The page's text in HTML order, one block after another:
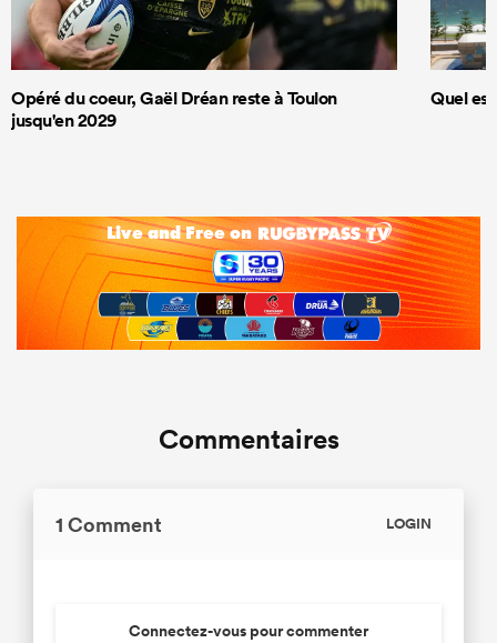
Opéré du coeur, Gaël Dréan reste à Toulon
jusqu'en 2029
Quel
Commentaires
1 Comment LOGIN
Connectez-vous pour commenter